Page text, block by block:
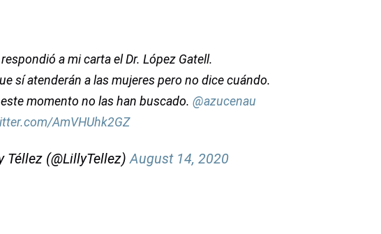
a mi carta el Dr. López Gatell.
sí atenderán a las mujeres pero no dice cuándo.
momento no las han buscado.@azucenau
AmVHUhk2GZ
Téllez (@LillyTellez)August 14, 2020